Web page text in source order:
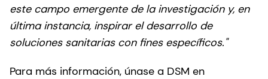
este campo emergente de la investigación y, en
última instancia, inspirar el desarrollo de
soluciones sanitarias con fines específicos."
Para más información, únase a DSM en